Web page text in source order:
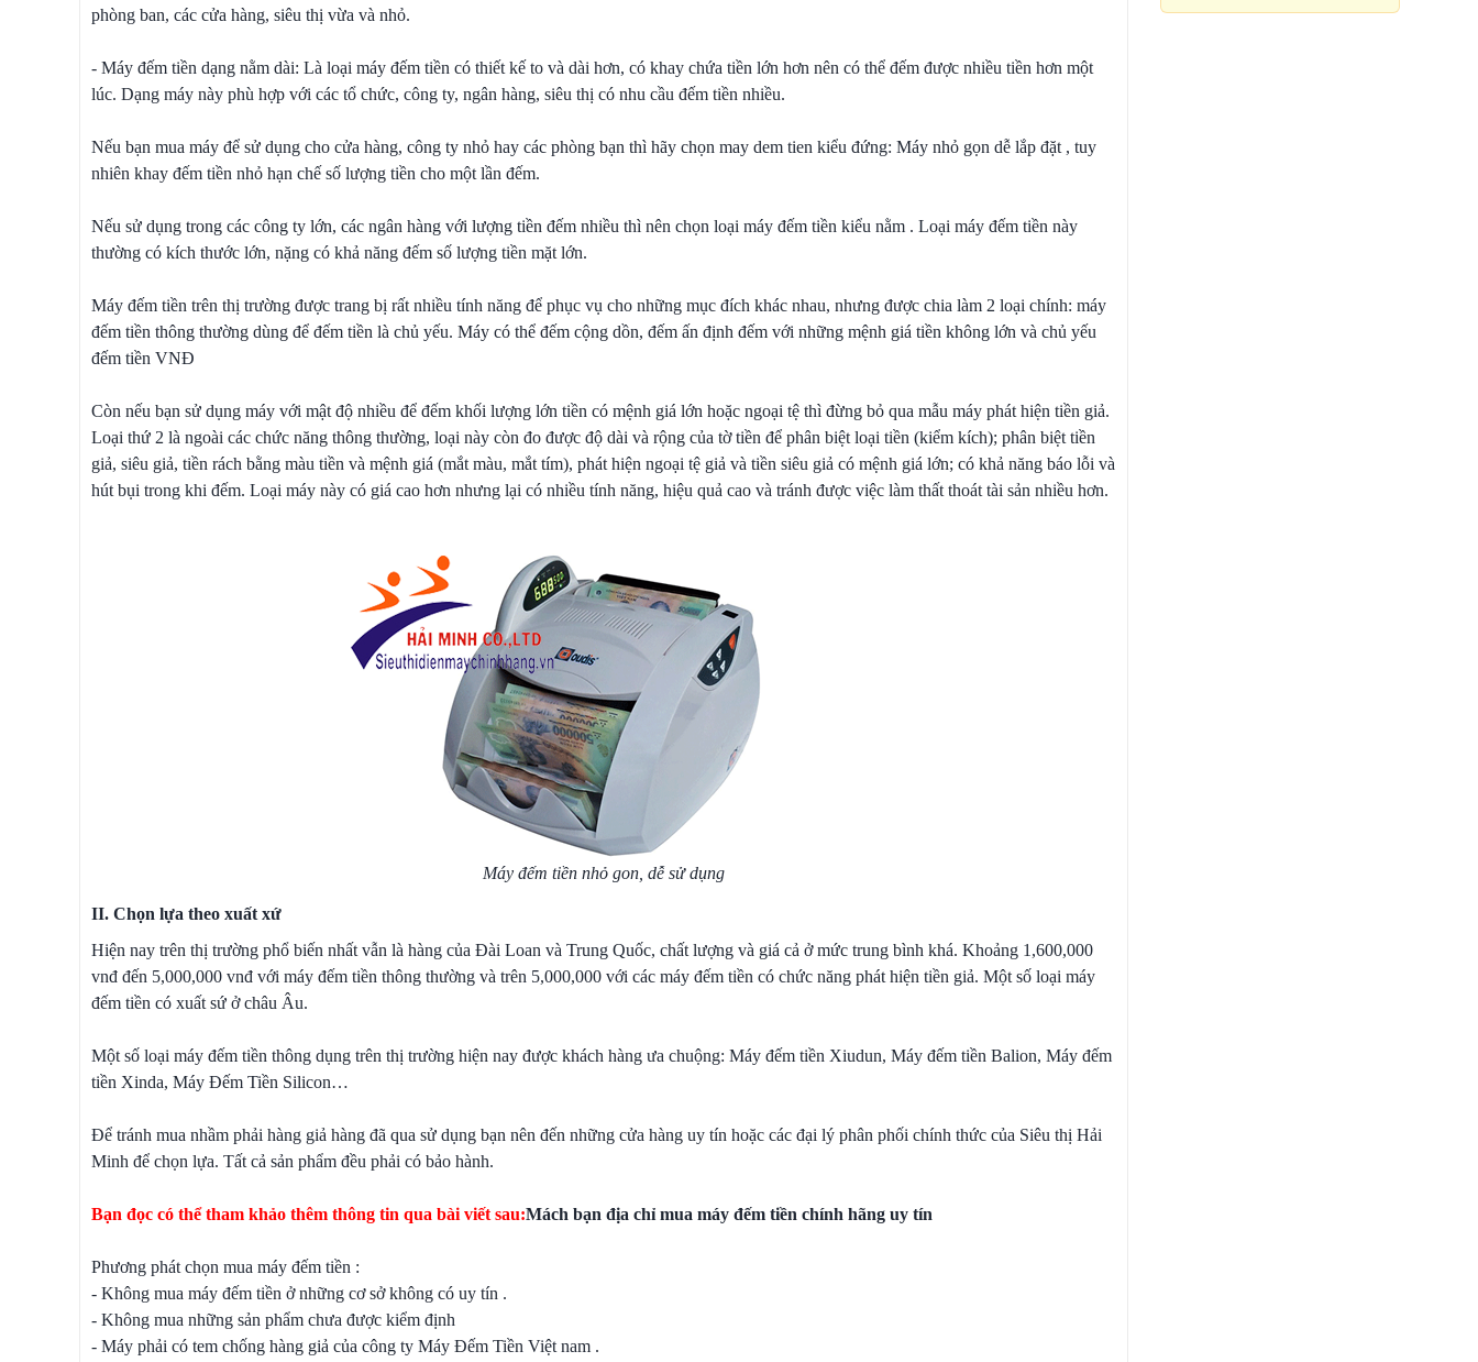
phòng ban, các cửa hàng, siêu thị vừa và nhỏ.
- Máy đếm tiền dạng nằm dài: Là loại máy đếm tiền có thiết kế to và dài hơn, có khay chứa tiền lớn hơn nên có thể đếm được nhiều tiền hơn một
lúc. Dạng máy này phù hợp với các tổ chức, công ty, ngân hàng, siêu thị có nhu cầu đếm tiền nhiều.
Nếu bạn mua máy để sử dụng cho cửa hàng, công ty nhỏ hay các phòng bạn thì hãy chọn may dem tien kiểu đứng: Máy nhỏ gọn dễ lắp đặt , tuy
nhiên khay đếm tiền nhỏ hạn chế số lượng tiền cho một lần đếm.
Nếu sử dụng trong các công ty lớn, các ngân hàng với lượng tiền đếm nhiều thì nên chọn loại máy đếm tiền kiểu nằm . Loại máy đếm tiền này
thường có kích thước lớn, nặng có khả năng đếm số lượng tiền mặt lớn.
Máy đếm tiền trên thị trường được trang bị rất nhiều tính năng để phục vụ cho những mục đích khác nhau, nhưng được chia làm 2 loại chính: máy
đếm tiền thông thường dùng để đếm tiền là chủ yếu. Máy có thể đếm cộng dồn, đếm ấn định đếm với những mệnh giá tiền không lớn và chủ yếu
đếm tiền VNĐ
Còn nếu bạn sử dụng máy với mật độ nhiều để đếm khối lượng lớn tiền có mệnh giá lớn hoặc ngoại tệ thì đừng bỏ qua mẫu máy phát hiện tiền giả.
Loại thứ 2 là ngoài các chức năng thông thường, loại này còn đo được độ dài và rộng của tờ tiền để phân biệt loại tiền (kiểm kích); phân biệt tiền
giả, siêu giả, tiền rách bằng màu tiền và mệnh giá (mắt màu, mắt tím), phát hiện ngoại tệ giả và tiền siêu giả có mệnh giá lớn; có khả năng báo lỗi và
hút bụi trong khi đếm. Loại máy này có giá cao hơn nhưng lại có nhiều tính năng, hiệu quả cao và tránh được việc làm thất thoát tài sản nhiều hơn.
Máy đếm tiền nhỏ gon, dễ sử dụng
II. Chọn lựa theo xuất xứ
Hiện nay trên thị trường phổ biến nhất vẫn là hàng của Đài Loan và Trung Quốc, chất lượng và giá cả ở mức trung bình khá. Khoảng 1,600,000
vnđ đến 5,000,000 vnđ với máy đếm tiền thông thường và trên 5,000,000 với các máy đếm tiền có chức năng phát hiện tiền giả. Một số loại máy
đếm tiền có xuất sứ ở châu Âu.
Một số loại máy đếm tiền thông dụng trên thị trường hiện nay được khách hàng ưa chuộng: Máy đếm tiền Xiudun, Máy đếm tiền Balion, Máy đếm
tiền Xinda, Máy Đếm Tiền Silicon…
Để tránh mua nhầm phải hàng giả hàng đã qua sử dụng bạn nên đến những cửa hàng uy tín hoặc các đại lý phân phối chính thức của Siêu thị Hải
Minh để chọn lựa. Tất cả sản phẩm đều phải có bảo hành.
Bạn đọc có thể tham khảo thêm thông tin qua bài viết sau:Mách bạn địa chỉ mua máy đếm tiền chính hãng uy tín
Phương phát chọn mua máy đếm tiền :
- Không mua máy đếm tiền ở những cơ sở không có uy tín .
- Không mua những sản phẩm chưa được kiểm định
- Máy phải có tem chống hàng giả của công ty Máy Đếm Tiền Việt nam .